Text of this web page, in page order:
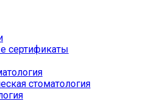
сертификаты
стоматология